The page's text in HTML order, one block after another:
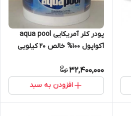
پودر کلر آمریکایی aqua pool
آکواپول 100% خالص 20 کیلویی
32,400,000
افزودن به سبد